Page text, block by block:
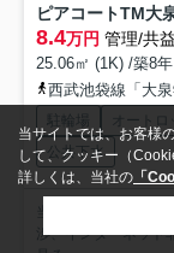
ピアコートTM大
8.4万円 管理/共
25.06㎡ (1K) /築8
西武池袋線「大
駐輪場 オートロ
公共下水
当店では、初期費
渉、インターネッ
当サイトでは、お客様
して、クッキー（
詳しくは、当社の 「